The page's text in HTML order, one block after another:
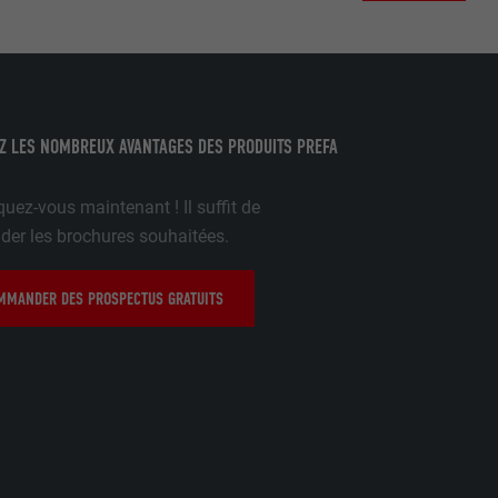
LES NOMBREUX AVANTAGES DES PRODUITS PREFA
vous maintenant ! Il suffit de
les brochures souhaitées.
DES PROSPECTUS GRATUITS
l'outil
la langue
être affichés
être activé